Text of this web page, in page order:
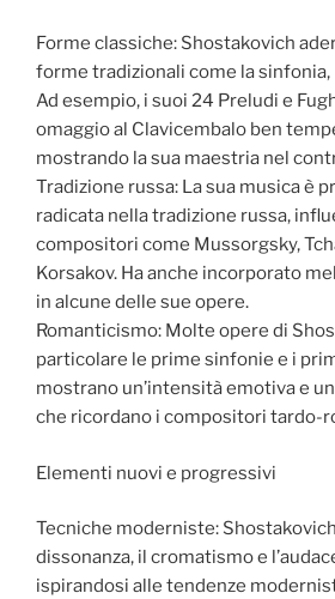
Forme classiche: Shostakovich
forme tradizionali come la sinfonia,
Ad esempio, i suoi 24 Preludi e
omaggio al Clavicembalo ben
mostrando la sua maestria nel
Tradizione russa: La sua musica è
radicata nella tradizione russa,
compositori come Mussorgsky,
Korsakov. Ha anche incorporato
in alcune delle sue opere.
Romanticismo: Molte opere di
particolare le prime sinfonie e i
mostrano un’intensità emotiva e
che ricordano i compositori tardo-
Elementi nuovi e progressivi
Tecniche moderniste:
dissonanza, il cromatismo e
ispirandosi alle tendenze